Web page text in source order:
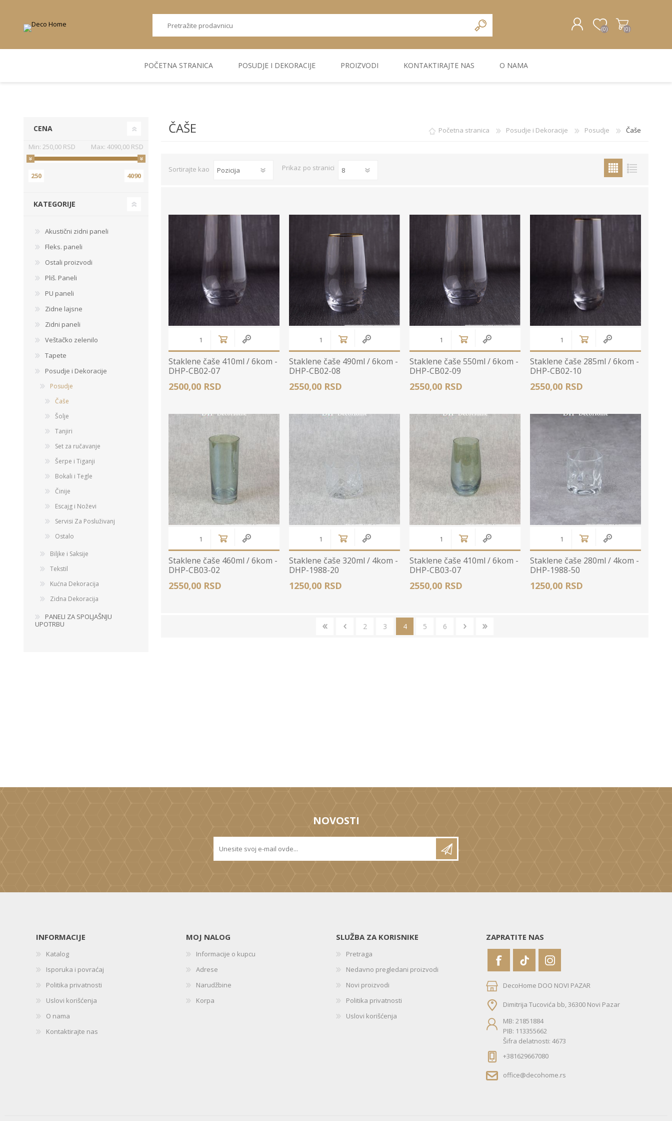
(0) (0)
POČETNA STRANICA POSUDJE I DEKORACIJE
Čaše
Šolje
Tanjiri
Set za ručavanje
Šerpe i Tiganji
Bokali i Tegle
Činije
Escajg i Noževi
Prikazi sve
Ostalo
Vaze
Ukrasi
Stolovi
Ostalo
Zidne Slike
Zidne Kompozicije
Zidna Ogledala
PROIZVODI
Ogledalo panel
Bele MDF lajsne
Bele PS lajsne
Prikazi sve
Carbon paneli
Prikazi sve
VEŠTAČKO
POSUDJE I
DEKORACIJE
Posudje
PANELI ZA
SPOLJAŠNJU
UPOTRBU
KONTAKTIRAJTE NAS O NAMA
ČAŠE Početna stranica Posudje i Dekoracije Posudje Čaše
Sortirajte kao Prikaz po stranici
Staklene čaše 410ml / 6kom -
DHP-CB02-07
2500,00 RSD
Staklene čaše 490ml / 6kom -
DHP-CB02-08
2550,00 RSD
Staklene čaše 550ml / 6kom -
DHP-CB02-09
2550,00 RSD
Staklene čaše 285ml / 6kom -
DHP-CB02-10
2550,00 RSD
Staklene čaše 460ml / 6kom -
DHP-CB03-02
2550,00 RSD
Staklene čaše 320ml / 4kom -
DHP-1988-20
1250,00 RSD
Staklene čaše 410ml / 6kom -
DHP-CB03-07
2550,00 RSD
Staklene čaše 280ml / 4kom -
DHP-1988-50
1250,00 RSD
2 3 4 5 6
CENA
Min: 250,00 RSD Max: 4090,00 RSD
250 4090
KATEGORIJE
Akustični zidni paneli
Fleks. paneli
Ostali proizvodi
Pliš. Paneli
PU paneli
Zidne lajsne
Zidni paneli
Veštačko zelenilo
Tapete
Posudje i Dekoracije
Posudje
Čaše
Šolje
Tanjiri
Set za ručavanje
Šerpe i Tiganji
Bokali i Tegle
Činije
Escajg i Noževi
Servisi Za Posluživanj
Ostalo
Biljke i Saksije
Tekstil
Kućna Dekoracija
Zidna Dekoracija
PANELI ZA SPOLJAŠNJU
UPOTRBU
NOVOSTI
INFORMACIJE
Katalog
Isporuka i povraćaj
Politika privatnosti
Uslovi korišćenja
O nama
Kontaktirajte nas
MOJ NALOG
Informacije o kupcu
Adrese
Narudžbine
Korpa
SLUŽBA ZA KORISNIKE
Pretraga
Nedavno pregledani proizvodi
Novi proizvodi
Politika privatnosti
Uslovi korišćenja
ZAPRATITE NAS
DecoHome DOO NOVI PAZAR
Dimitrija Tucovića bb, 36300 Novi Pazar
MB: 21851884
PIB: 113355662
Šifra delatnosti: 4673
+381629667080
office@decohome.rs